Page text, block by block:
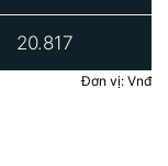
20.817
Đơn vị: Vnđ